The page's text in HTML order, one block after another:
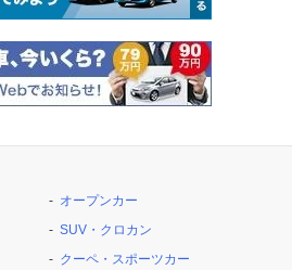
オープンカー
SUV・クロカン
クーペ・スポーツカー